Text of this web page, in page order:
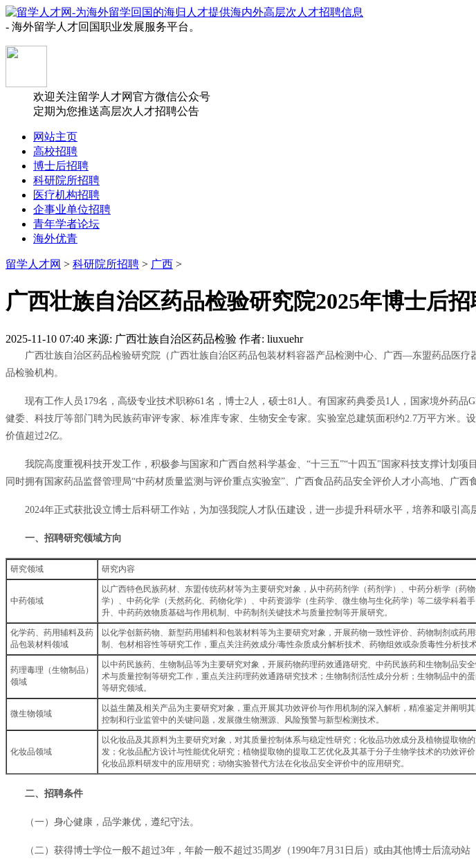
- 海外留学人才回国职业发展服务平台。
欢迎关注留学人才网官方微信公众号
定期为您推送高层次人才招聘公告
网站主页
高校招聘
博士后招聘
科研院所招聘
医疗机构招聘
企事业单位招聘
青年学者论坛
海外优青
留学人才网 > 科研院所招聘 > 广西 >
广西壮族自治区药品检验研究院2025年博士后
2025-11-10 07:40 来源: 广西壮族自治区药品检验 作者: liuxuehr
广西壮族自治区药品检验研究院（广西壮族自治区药品包装材料容器产品检测中心、广西—东盟药品医
品检验机构。
现有工作人员179名，高级专业技术职称61名，博士2人，硕士81人。有国家药典委员1人，国家境外药
健委、科技厅等部门聘为民族药审评专家、标准库专家、生物安全专家。实验室总建筑面积约2.7万平方米。
价值超过2亿。
我院高度重视科技开发工作，积极参与国家和广西自然科学基金、“十三五”“十四五"国家科技支撑计划
同时拥有国家药品监督管理局“中药材质量监测与评价重点实验室”、广西食品药品安全评价人才小高地、广西
2024年正式获批设立博士后科研工作站，为加强我院人才队伍建设，进一步提升科研水平，培养和吸引
一、招聘研究领域方向
研究领域 研究内容
中药领域
以广西特色民族药材、东盟传统药材等为主要研究对象，从中药药剂学（药剂学）、中药分析学（药
学）、中药化学（天然药化、药物化学）、中药资源学（生药学、微生物与生化药学）等二级学科着
升、中药药效物质基础与作用机制、中药制剂关键技术与质量控制等开展研究。
化学药、药用辅料及药
品包装材料领域
以化学创新药物、新型药用辅料和包装材料等为主要研究对象，开展药物一致性评价、药物制剂或药
制、包材相容性等研究工作，重点关注药效成分/毒性杂质成分解析技术、药物组效或杂质毒性分析技术
药理毒理（生物制品）
领域
以中药民族药、生物制品等为主要研究对象，开展药物药理药效通路研究、中药民族药和生物制品安
术与质量控制等研究工作，重点关注药理药效通路研究技术；生物制剂活性成分分析；生物制品中的
等研究领域。
微生物领域
以益生菌及相关产品为主要研究对象，重点开展其功效评价与作用机制的深入解析，精准鉴定并阐明
控制和行业监管中的关键问题，发展微生物溯源、风险预警与新型检测技术。
化妆品领域
以化妆品及其原料为主要研究对象，对其质量控制体系与稳定性研究；化妆品功效成分及植物提取物
发；化妆品配方设计与性能优化研究；植物提取物的提取工艺优化及其基于分子生物学技术的功效评
化妆品原料研发中的应用研究；动物实验替代方法在化妆品安全评价中的应用研究。
二、招聘条件
（一）身心健康，品学兼优，遵纪守法。
（二）获得博士学位一般不超过3年，年龄一般不超过35周岁（1990年7月31日后）或由其他博士后流动